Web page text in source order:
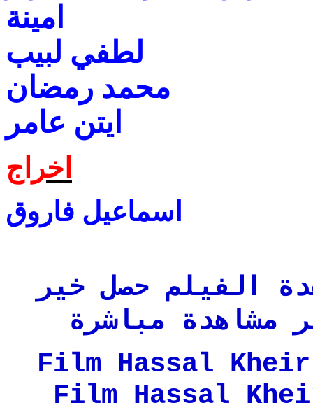
امينة
لطفي لبيب
محمد رمضان
ايتن عامر
اخراج
اسماعيل فاروق
الفيلم حصل خير
مشاهدة مباشرة
Film Hassal
Film Hassal